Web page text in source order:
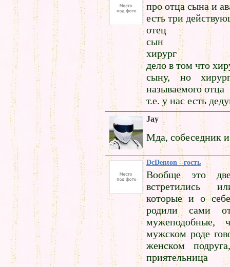
про отца сына и
есть три
отец
сын
хирург
дело в том что
сыну, но
называемого отца
т.е. у нас есть
Jay
Мда, собеседник
DcDenton - гость
Вообще это
встретились
которые и о
родили сами
мужском роде
женском
приятельница